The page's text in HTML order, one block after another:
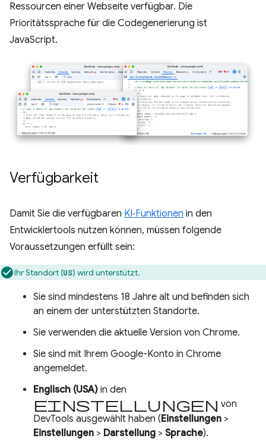
Ressourcen einer Webseite verfügbar. Die
Prioritätssprache für die Codegenerierung ist
JavaScript.
Verfügbarkeit
Damit Sie die verfügbaren KI‑Funktionen in den
Entwicklertools nutzen können, müssen folgende
Voraussetzungen erfüllt sein:
Ihr Standort (US) wird unterstützt.
Sie sind mindestens 18 Jahre alt und befinden sich
an einem der unterstützten Standorte.
Sie verwenden die aktuelle Version von Chrome.
Sie sind mit Ihrem Google-Konto in Chrome
angemeldet.
Englisch (USA) in den
Einstellungen von
DevTools ausgewählt haben (Einstellungen >
Einstellungen > Darstellung > Sprache).